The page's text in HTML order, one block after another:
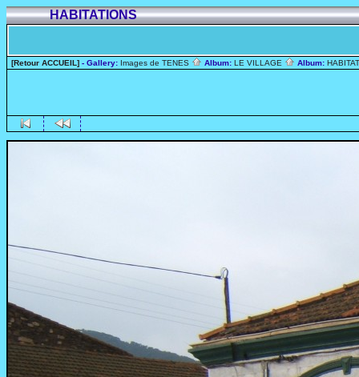
HABITATIONS
[Retour ACCUEIL] - Gallery: Images de TENES Album: LE VILLAGE Album: